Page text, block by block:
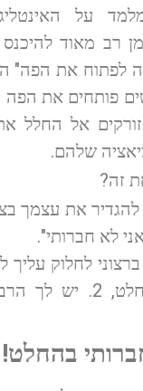
על
רב מאוד
לפתוח את הפה"
פותחים את
אל החלל
שלהם.
זה?
את עצמך
לא חברותי".
חברותי בהחלט,
בהחלט!